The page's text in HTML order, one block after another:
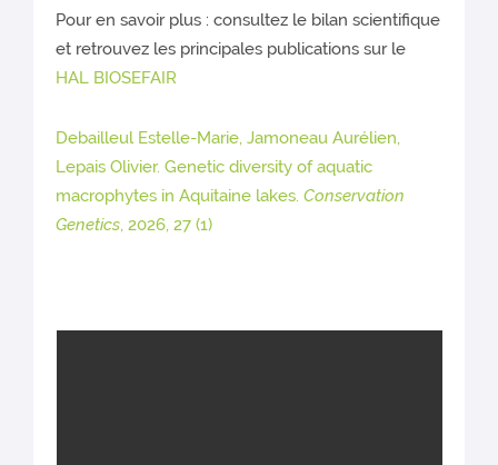
Pour en savoir plus : consultez le bilan scientifique
et retrouvez les principales publications sur le
HAL BIOSEFAIR
Debailleul Estelle-Marie, Jamoneau Aurélien,
Lepais Olivier. Genetic diversity of aquatic
macrophytes in Aquitaine lakes.Conservation
Genetics, 2026, 27 (1)